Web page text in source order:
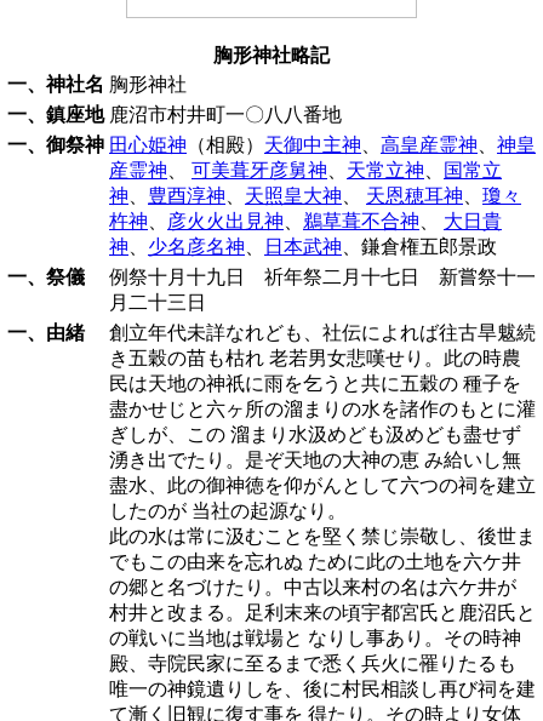
胸形神社略記
一、神社名 胸形神社
一、鎮座地 鹿沼市村井町一〇八八番地
一、御祭神 田心姫神 （相殿） 天御中主神 高皇産霊神
神皇
産霊神
可美葺牙彦舅神 天常立神
国常立
神
豊酉淳神 天照皇大神 天恩穂耳神
瓊々
杵神
彦火火出見神 鵜草葺不合神
大日貴
神
少名彦名神 日本武神 、鎌倉権五郎景政
一、祭儀
例祭十月十九日 祈年祭二月十七日 新嘗祭十一
月二十三日
一、由緒
創立年代未詳なれども、社伝によれば往古旱魃続
き五穀の苗も枯れ 老若男女悲嘆せり。此の時農
民は天地の神祇に雨を乞うと共に五穀の 種子を
盡かせじと六ヶ所の溜まりの水を諸作のもとに灌
ぎしが、この 溜まり水汲めども汲めども盡せず
湧き出でたり。是ぞ天地の大神の恵 み給いし無
盡水、此の御神徳を仰がんとして六つの祠を建立
したのが 当社の起源なり。
此の水は常に汲むことを堅く禁じ崇敬し、後世ま
でもこの由来を忘れぬ ために此の土地を六ケ井
の郷と名づけたり。中古以来村の名は六ケ井が
村井と改まる。足利末来の頃宇都宮氏と鹿沼氏と
の戦いに当地は戦場と なりし事あり。その時神
殿、寺院民家に至るまで悉く兵火に罹りたるも
唯一の神鏡遺りしを、後に村民相談し再び祠を建
て漸く旧観に復す事を 得たり。その時より女体